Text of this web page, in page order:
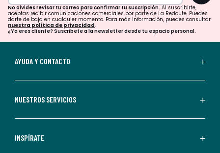
para
confirmar
tu
suscripción.
aceptas
comerciales
personalizadas
No olvides revisar tu correo para confirmar tu suscripción. Al suscribirte,
aceptas recibir comunicaciones comerciales por parte de La Redoute. Puedes
darte de baja en cualquier momento. Para más información, puedes consultar
nuestra política de privacidad.
¿Ya eres cliente? Suscríbete a la newsletter desde tu espacio personal.
AYUDA Y CONTACTO
NUESTROS SERVICIOS
INSPÍRATE